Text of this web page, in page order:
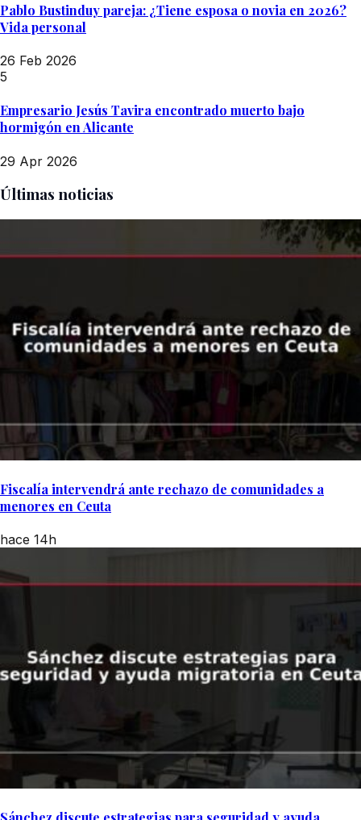
Pablo Bustinduy pareja: ¿Tiene esposa o novia en 2026?
Vida personal
26 Feb 2026
5
Empresario Jesús Tavira encontrado muerto bajo
hormigón en Alicante
29 Apr 2026
Últimas noticias
Fiscalía intervendrá ante rechazo de comunidades a
menores en Ceuta
hace 14h